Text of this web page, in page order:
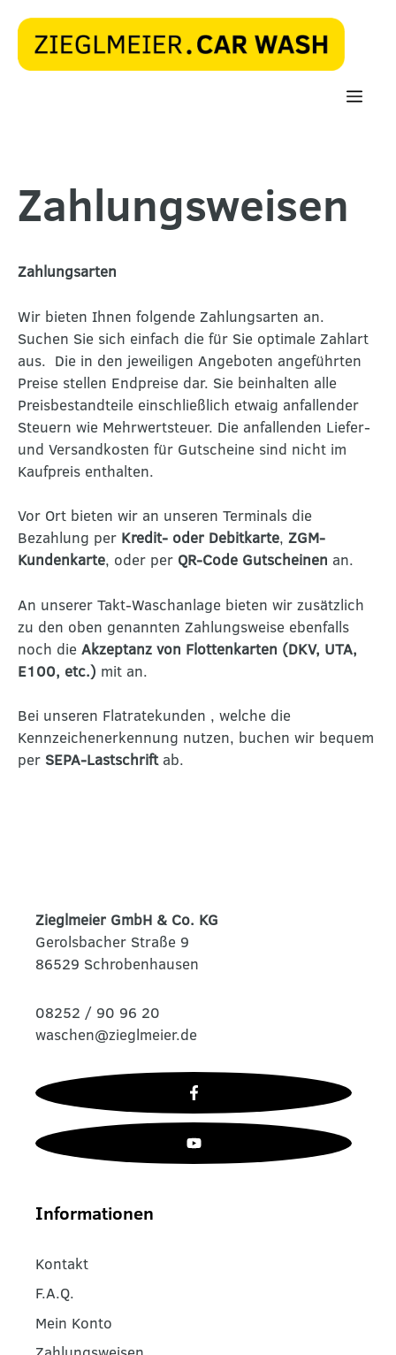
Inhalt
springen
Zahlungsweisen
Zahlungsarten
Wir bieten Ihnen folgende Zahlungsarten an.
Suchen Sie sich einfach die für Sie optimale Zahlart
aus. Die in den jeweiligen Angeboten angeführten
Preise stellen Endpreise dar. Sie beinhalten alle
Preisbestandteile einschließlich etwaig anfallender
Steuern wie Mehrwertsteuer. Die anfallenden Liefer-
und Versandkosten für Gutscheine sind nicht im
Kaufpreis enthalten.
Vor Ort bieten wir an unseren Terminals die
Bezahlung per Kredit- oder Debitkarte, ZGM-
Kundenkarte, oder per QR-Code Gutscheinen an.
An unserer Takt-Waschanlage bieten wir zusätzlich
zu den oben genannten Zahlungsweise ebenfalls
noch die Akzeptanz von Flottenkarten (DKV, UTA,
E100, etc.) mit an.
Bei unseren Flatratekunden , welche die
Kennzeichenerkennung nutzen, buchen wir bequem
per SEPA-Lastschriftab.
Zieglmeier GmbH & Co. KG
Gerolsbacher Straße 9
86529 Schrobenhausen
08252 / 90 96 20
waschen@zieglmeier.de
Informationen
Kontakt
F.A.Q.
Mein Konto